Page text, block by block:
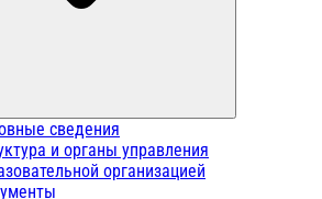
сведения
и органы управления
организацией